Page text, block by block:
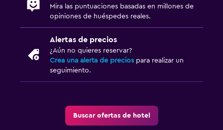
Mira las puntuaciones basadas en millones de
opiniones de huéspedes reales.
Alertas de precios
¿Aún no quieres reservar?
Crea una alerta de precios para realizar un
seguimiento.
Buscar ofertas de hotel